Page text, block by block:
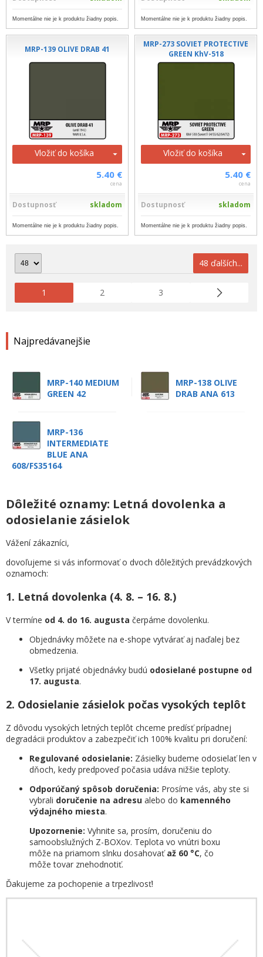
Najpredávanejšie
MRP-140 MEDIUM
GREEN 42
MRP-138 OLIVE
DRAB ANA 613
MRP-136
INTERMEDIATE
BLUE ANA
608/FS35164
Dôležité oznamy: Letná dovolenka a
odosielanie zásielok
Vážení zákazníci,
dovoľujeme si vás informovať o dvoch dôležitých prevádzkových
oznamoch:
1. Letná dovolenka (4. 8. – 16. 8.)
V termíne od 4. do 16. augusta čerpáme dovolenku.
Objednávky môžete na e-shope vytvárať aj naďalej bez
obmedzenia.
Všetky prijaté objednávky budú odosielané postupne od
17. augusta.
2. Odosielanie zásielok počas vysokých teplôt
Z dôvodu vysokých letných teplôt chceme predísť prípadnej
degradácii produktov a zabezpečiť ich 100% kvalitu pri doručení:
Regulované odosielanie: Zásielky budeme odosielať len v
dňoch, kedy predpoveď počasia udáva nižšie teploty.
Odporúčaný spôsob doručenia: Prosíme vás, aby ste si
vybrali doručenie na adresu alebo do kamenného
výdajného miesta.
Upozornenie: Vyhnite sa, prosím, doručeniu do
samoobslužných Z-BOXov. Teplota vo vnútri boxu
môže na priamom slnku dosahovaťaž 60 °C, čo
môže tovar znehodnotiť.
Ďakujeme za pochopenie a trpezlivosť!
Momentálne nie je k produktu žiadny popis. Momentálne nie je k produktu žiadny popis.
MRP-139 OLIVE DRAB 41
Vložiť do košíka
5.40 €
cena
Dostupnosť skladom
Momentálne nie je k produktu žiadny popis.
MRP-273 SOVIET PROTECTIVE
GREEN KhV-518
Vložiť do košíka
5.40 €
cena
Dostupnosť skladom
Momentálne nie je k produktu žiadny popis.
48 ďalších...
1 2 3